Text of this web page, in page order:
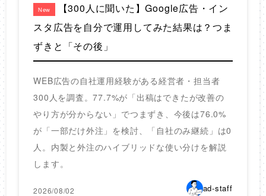
New
【300人に聞いた】Google広告・イン
スタ広告を自分で運用してみた結果は？つま
ずきと「その後」
WEB広告の自社運用経験がある経営者・担当者
300人を調査。77.7%が「出稿はできたが改善の
やり方が分からない」でつまずき、今後は76.0%
が「一部だけ外注」を検討、「自社のみ継続」は0
人。内製と外注のハイブリッドな使い分けを解説
します。
2026/08/02 ad-staff